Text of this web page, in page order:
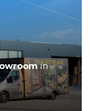
in